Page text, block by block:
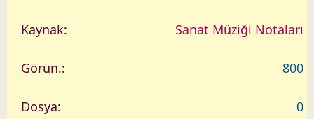
Sanat Müziği Notaları
800
0